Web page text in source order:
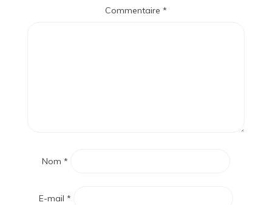
Commentaire *
Nom *
E-mail *